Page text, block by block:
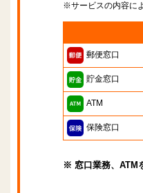
※サービスの内容に
郵便窓口
貯金窓口
ATM
保険窓口
※ 窓口業務、ATM